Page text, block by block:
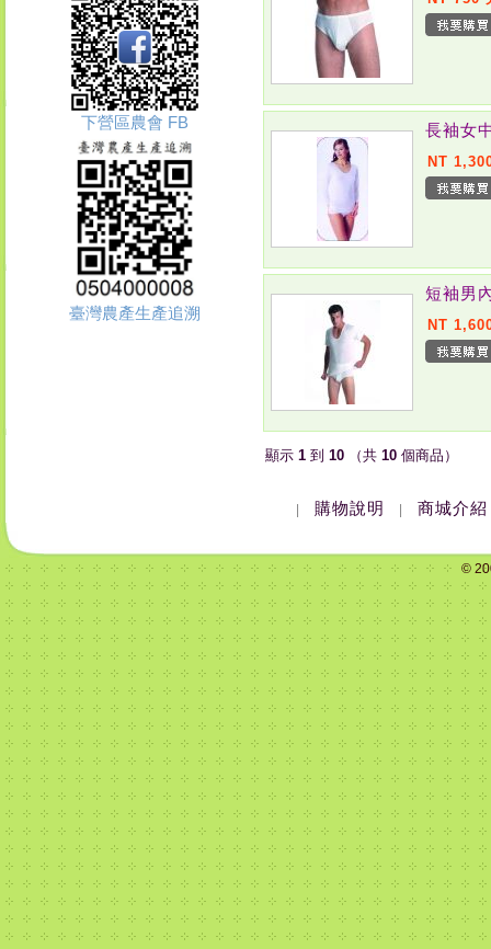
下營區農會 FB
臺灣農產生產追溯
長袖女
NT
短袖男
NT
顯示 1 到 10 （共 10 個商品）
購物說明 商城介紹
©